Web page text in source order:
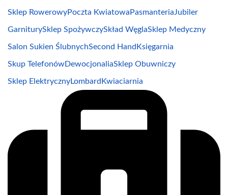
Sklep RowerowyPoczta Kwiatowa PasmanteriaJubiler
GarniturySklep SpożywczySkład WęglaSklep Medyczny
Salon Sukien ŚlubnychSecond Hand Księgarnia
Skup TelefonówDewocjonaliaSklep Obuwniczy
Sklep ElektrycznyLombard Kwiaciarnia